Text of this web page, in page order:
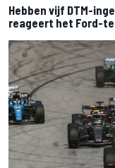
Hebben vijf DTM-
reageert het Ford-